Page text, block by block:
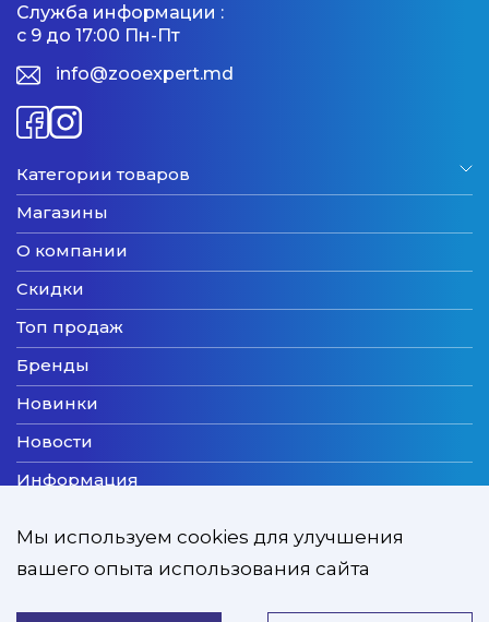
Служба информации :
с 9 до 17:00 Пн-Пт
info@zooexpert.md
Категории товаров
Магазины
О компании
Скидки
Топ продаж
Бренды
Новинки
Новости
Информация
Мы используем cookies для улучшения
вашего опыта использования сайта